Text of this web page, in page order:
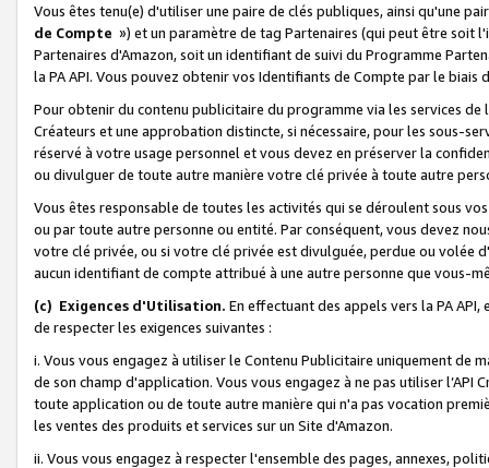
Vous êtes tenu(e) d'utiliser une paire de clés publiques, ainsi qu'une
de Compte ») et un paramètre de tag Partenaires (qui peut être soit
Partenaires d'Amazon, soit un identifiant de suivi du Programme
la PA API. Vous pouvez obtenir vos Identifiants de Compte par le biais
Pour obtenir du contenu publicitaire du programme via les services
Créateurs et une approbation distincte, si nécessaire, pour les sous-
réservé à votre usage personnel et vous devez en préserver la
ou divulguer de toute autre manière votre clé privée à toute autre
Vous êtes responsable de toutes les activités qui se déroulent sous
ou par toute autre personne ou entité. Par conséquent, vous devez
votre clé privée, ou si votre clé privée est divulguée, perdue ou volée
aucun identifiant de compte attribué à une autre personne que vous-
(c) Exigences d'Utilisation. En effectuant des appels vers la PA
de respecter les exigences suivantes :
i. Vous vous engagez à utiliser le Contenu Publicitaire uniquement de
de son champ d'application. Vous vous engagez à ne pas utiliser l’API
toute application ou de toute autre manière qui n'a pas vocation
les ventes des produits et services sur un Site d'Amazon.
ii. Vous vous engagez à respecter l'ensemble des pages, annexes,